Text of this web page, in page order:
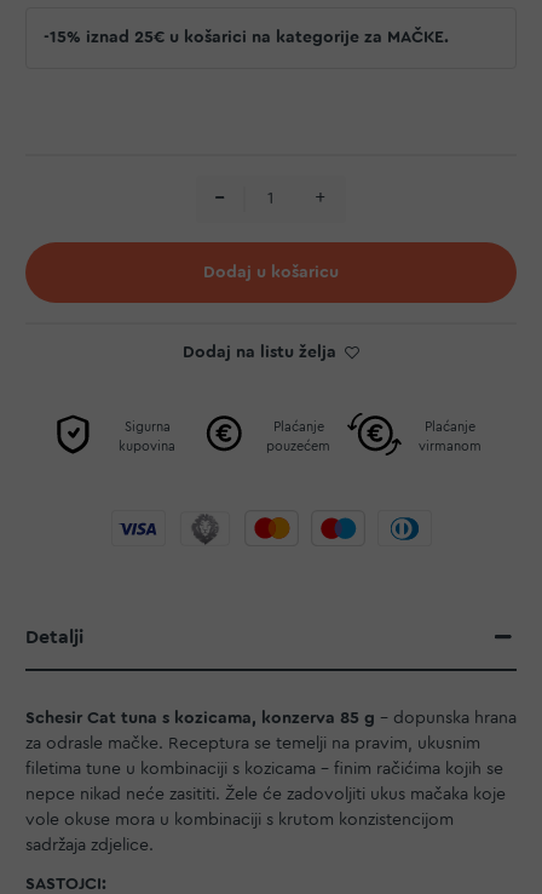
-15% iznad 25€ u košarici na kategorije za MAČKE.
Dodaj u košaricu
Dodaj na listu želja
Sigurna
kupovina
Plaćanje
pouzećem
Plaćanje
virmanom
Detalji
Schesir Cat tuna s kozicama, konzerva 85 g - dopunska hrana
za odrasle mačke. Receptura se temelji na pravim, ukusnim
filetima tune u kombinaciji s kozicama – finim račićima kojih se
nepce nikad neće zasititi. Žele će zadovoljiti ukus mačaka koje
vole okuse mora u kombinaciji s krutom konzistencijom
sadržaja zdjelice.
SASTOJCI: